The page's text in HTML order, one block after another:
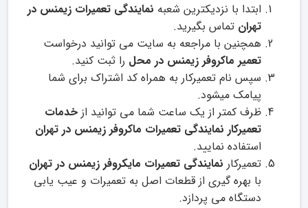
ابتدا با نزدیکترین شعبه نمایندگی تعمیرات زیمنس در
تهران تماس بگیرید.
همچنین با مراجعه به سایت می توانید درخواست
تعمیر ماکروفر زیمنس در محل را ثبت کنید.
سپس نام تعمیرکار به همراه کد اشتراک برای شما
پیامک میشود.
ظرف کمتر از یک ساعت شما می توانید از خدمات
تعمیرکار نمایندگی تعمیرات ماکروفر زیمنس در تهران
استفاده نمایید.
تعمیرکار نمایندگی تعمیرات مایکروفر زیمنس در تهران
با بهره گیری از قطعات اصل به تعمیرات و عیب یابی
دستگاه می پردازد.